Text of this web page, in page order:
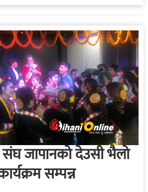
जापानको देउसी भैलो
सम्पन्न